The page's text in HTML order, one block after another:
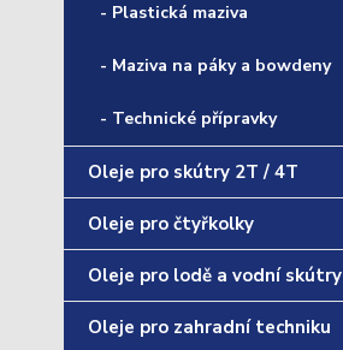
- Plastická maziva
- Maziva na páky a bowdeny
- Technické přípravky
Oleje pro skútry 2T / 4T
Oleje pro čtyřkolky
Oleje pro lodě a vodní skútry
Oleje pro zahradní techniku